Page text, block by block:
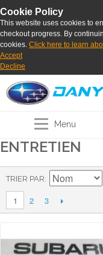
Cookie Policy
This website uses cookies to
checkout progress. By
cookies. Click here to learn
Accept
Decline
Menu
ENTRETIEN
TRIER PAR
1 2 3